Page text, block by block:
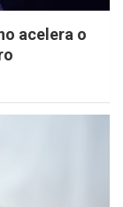
acelera o